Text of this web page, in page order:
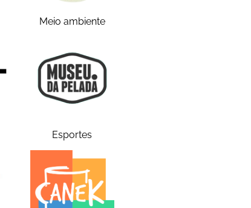
Meio ambiente
Esportes